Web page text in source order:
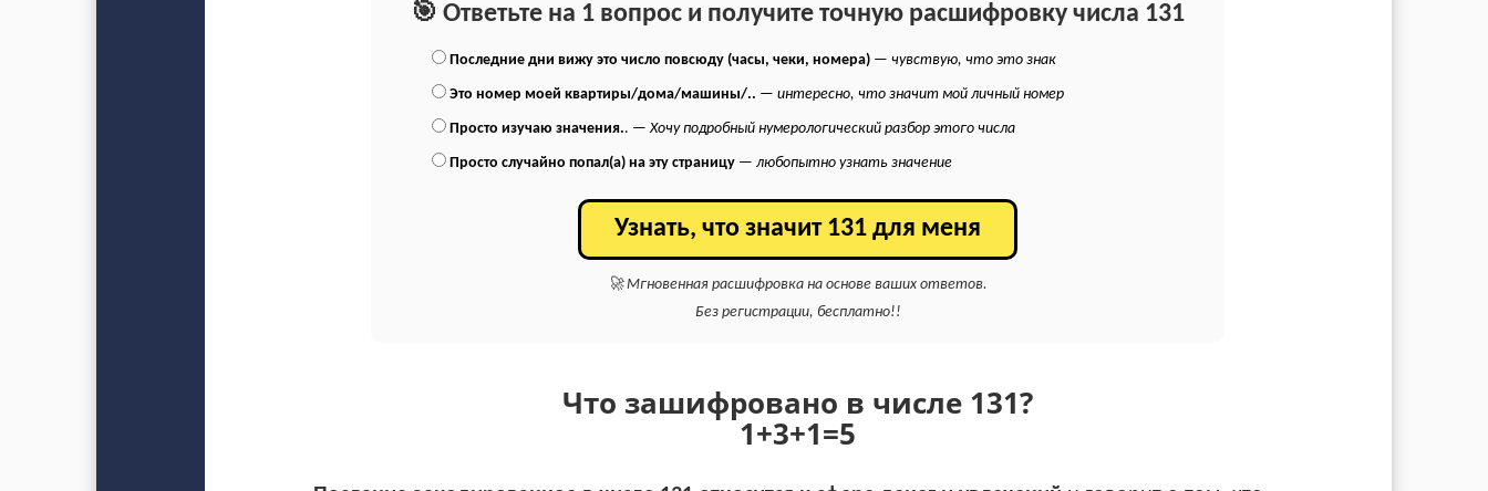
🎯 Ответьте на 1 вопрос и получите точную расшифровку числа 131
Последние дни вижу это число повсюду (часы, чеки, номера) —чувствую, что это знак
Это номер моей квартиры/дома/машины/.. —интересно, что значит мой личный номер
Просто изучаю значения.. —Хочу подробный нумерологический разбор этого числа
Просто случайно попал(а) на эту страницу —любопытно узнать значение
Узнать, что значит 131 для меня
🚀 Мгновенная расшифровка на основе ваших ответов.
Без регистрации, бесплатно!!
Что зашифровано в числе 131?
1+3+1=5